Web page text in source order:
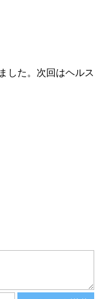
した。次回はヘルス